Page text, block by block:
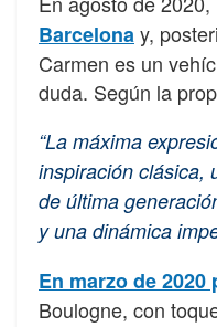
Barcelonay,
Carmen es un
duda. Según la
“La máxima
inspiración clásica,
de última
y una dinámica
En marzo de 2020
Boulogne, con